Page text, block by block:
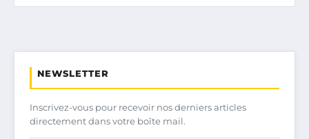
NEWSLETTER
Inscrivez-vous pour recevoir nos derniers articles
directement dans votre boîte mail.